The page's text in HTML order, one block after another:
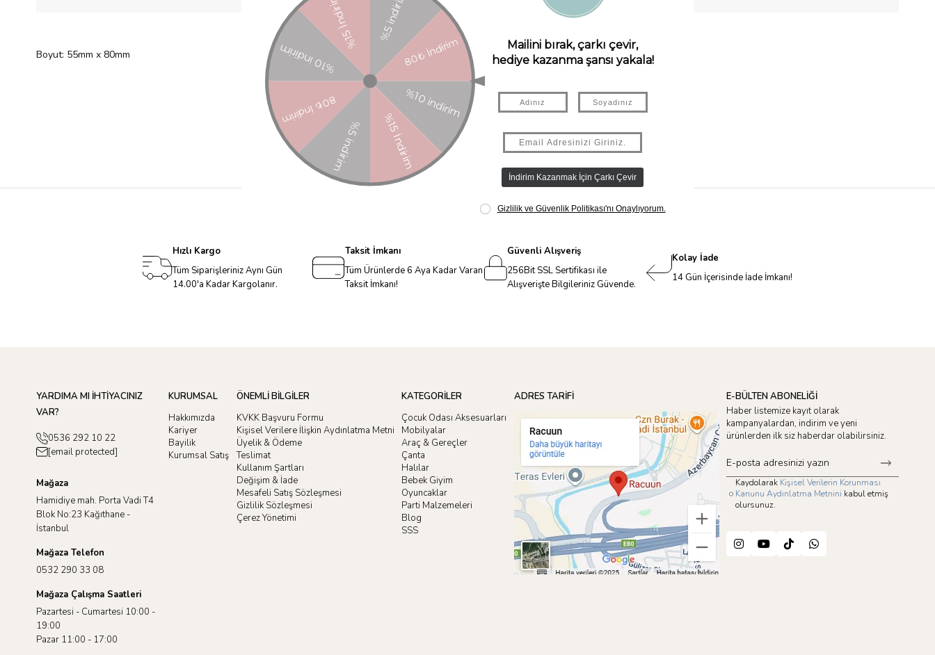
Boyut: 55mm x 80mm
Hızlı Kargo
Tüm Siparişleriniz Aynı Gün
14.00'a Kadar Kargolanır.
Taksit İmkanı
Tüm Ürünlerde 6 Aya Kadar Varan
Taksit İmkanı!
Güvenli Alışveriş
256Bit SSL Sertifikası ile
Alışverişte Bilgileriniz Güvende.
Kolay İade
14 Gün İçerisinde İade İmkanı!
YARDIMA MI İHTİYACINIZ
VAR?
0536 292 10 22
[email protected]
Mağaza
Hamidiye mah. Porta Vadi T4
Blok No:23 Kağıthane -
İstanbul
Mağaza Telefon
0532 290 33 08
Mağaza Çalışma Saatleri
Pazartesi - Cumartesi 10:00 -
19:00
Pazar 11:00 - 17:00
KURUMSAL
Hakkımızda
Kariyer
Bayilik
Kurumsal Satış
ÖNEMLİ BİLGİLER
KVKK Başvuru Formu
Kişisel Verilere İlişkin Aydınlatma Metni
Üyelik & Ödeme
Teslimat
Kullanım Şartları
Değişim & İade
Mesafeli Satış Sözleşmesi
Gizlilik Sözleşmesi
Çerez Yönetimi
KATEGORİLER
Çocuk Odası Aksesuarları
Mobilyalar
Araç & Gereçler
Çanta
Halılar
Bebek Giyim
Oyuncaklar
Parti Malzemeleri
Blog
SSS
ADRES TARİFİ
E-BÜLTEN ABONELİĞİ
Haber listemize kayıt olarak
kampanyalardan, indirim ve yeni
ürünlerden ilk siz haberdar olabilirsiniz.
Kaydolarak Kişisel Verilerin Korunması
Kanunu Aydınlatma Metnini kabul etmiş
olursunuz.